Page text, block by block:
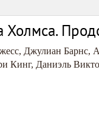
, Джулиан Барнс,
Кинг, Даниэль